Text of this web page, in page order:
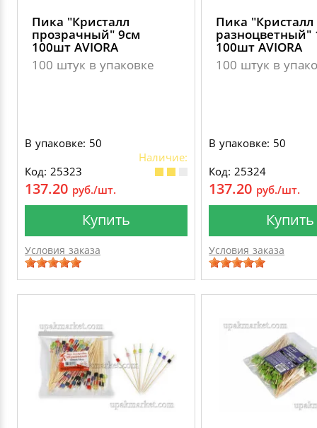
Пика "Кристалл
прозрачный" 9см
100шт AVIORA
100 штук в упаковке
В упаковке: 50
Наличие:
Код: 25323
137.20 руб./шт.
Купить
Условия заказа
Пика "Кристалл
разноцветный"
100шт AVIORA
100 штук в
В упаковке: 50
Код: 25324
137.20 руб./шт.
Купить
Условия заказа